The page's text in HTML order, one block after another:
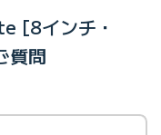
[8インチ・
質問